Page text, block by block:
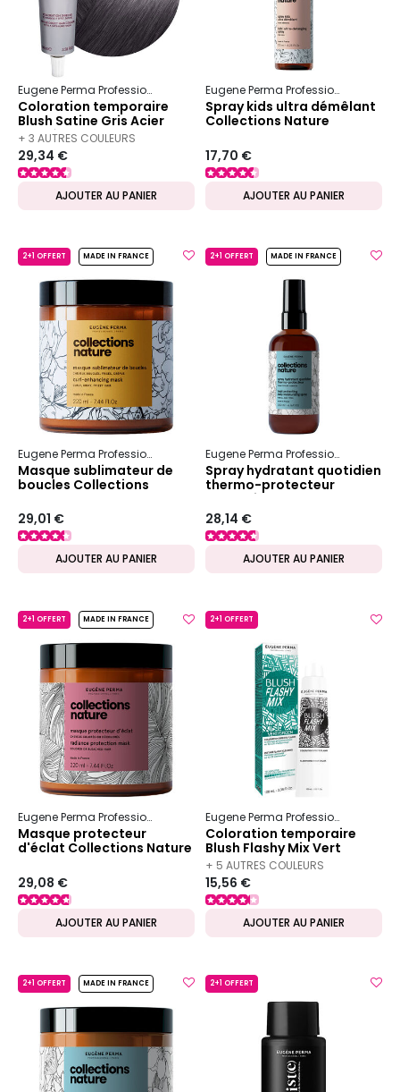
Eugene Perma Professionnel Blush Blush Satine
Coloration temporaire
Blush Satine Gris Acier
Foncé
+ 3 AUTRES COULEURS
DISPONIBLES
29,34 €
AJOUTER AU PANIER
Eugene Perma Professionnel
Spray kids ultra démêlant
Collections Nature
17,70 €
AJOUTER AU PANIER
2+1 OFFERT MADE IN FRANCE
Eugene Perma Professionnel Collections Nature Boucles
Masque sublimateur de
boucles Collections
29,01 €
AJOUTER AU PANIER
2+1 OFFERT MADE IN FRANCE
Eugene Perma Professionnel
Spray hydratant quotidien
thermo-protecteur
Collections Nature
28,14 €
AJOUTER AU PANIER
2+1 OFFERT MADE IN FRANCE
Eugene Perma Professionnel Collections Nature Couleur
Masque protecteur
d'éclat Collections Nature
29,08 €
AJOUTER AU PANIER
2+1 OFFERT
Eugene Perma Professionnel
Coloration temporaire
Blush Flashy Mix Vert
+ 5 AUTRES COULEURS
DISPONIBLES
15,56 €
AJOUTER AU PANIER
2+1 OFFERT MADE IN FRANCE 2+1 OFFERT